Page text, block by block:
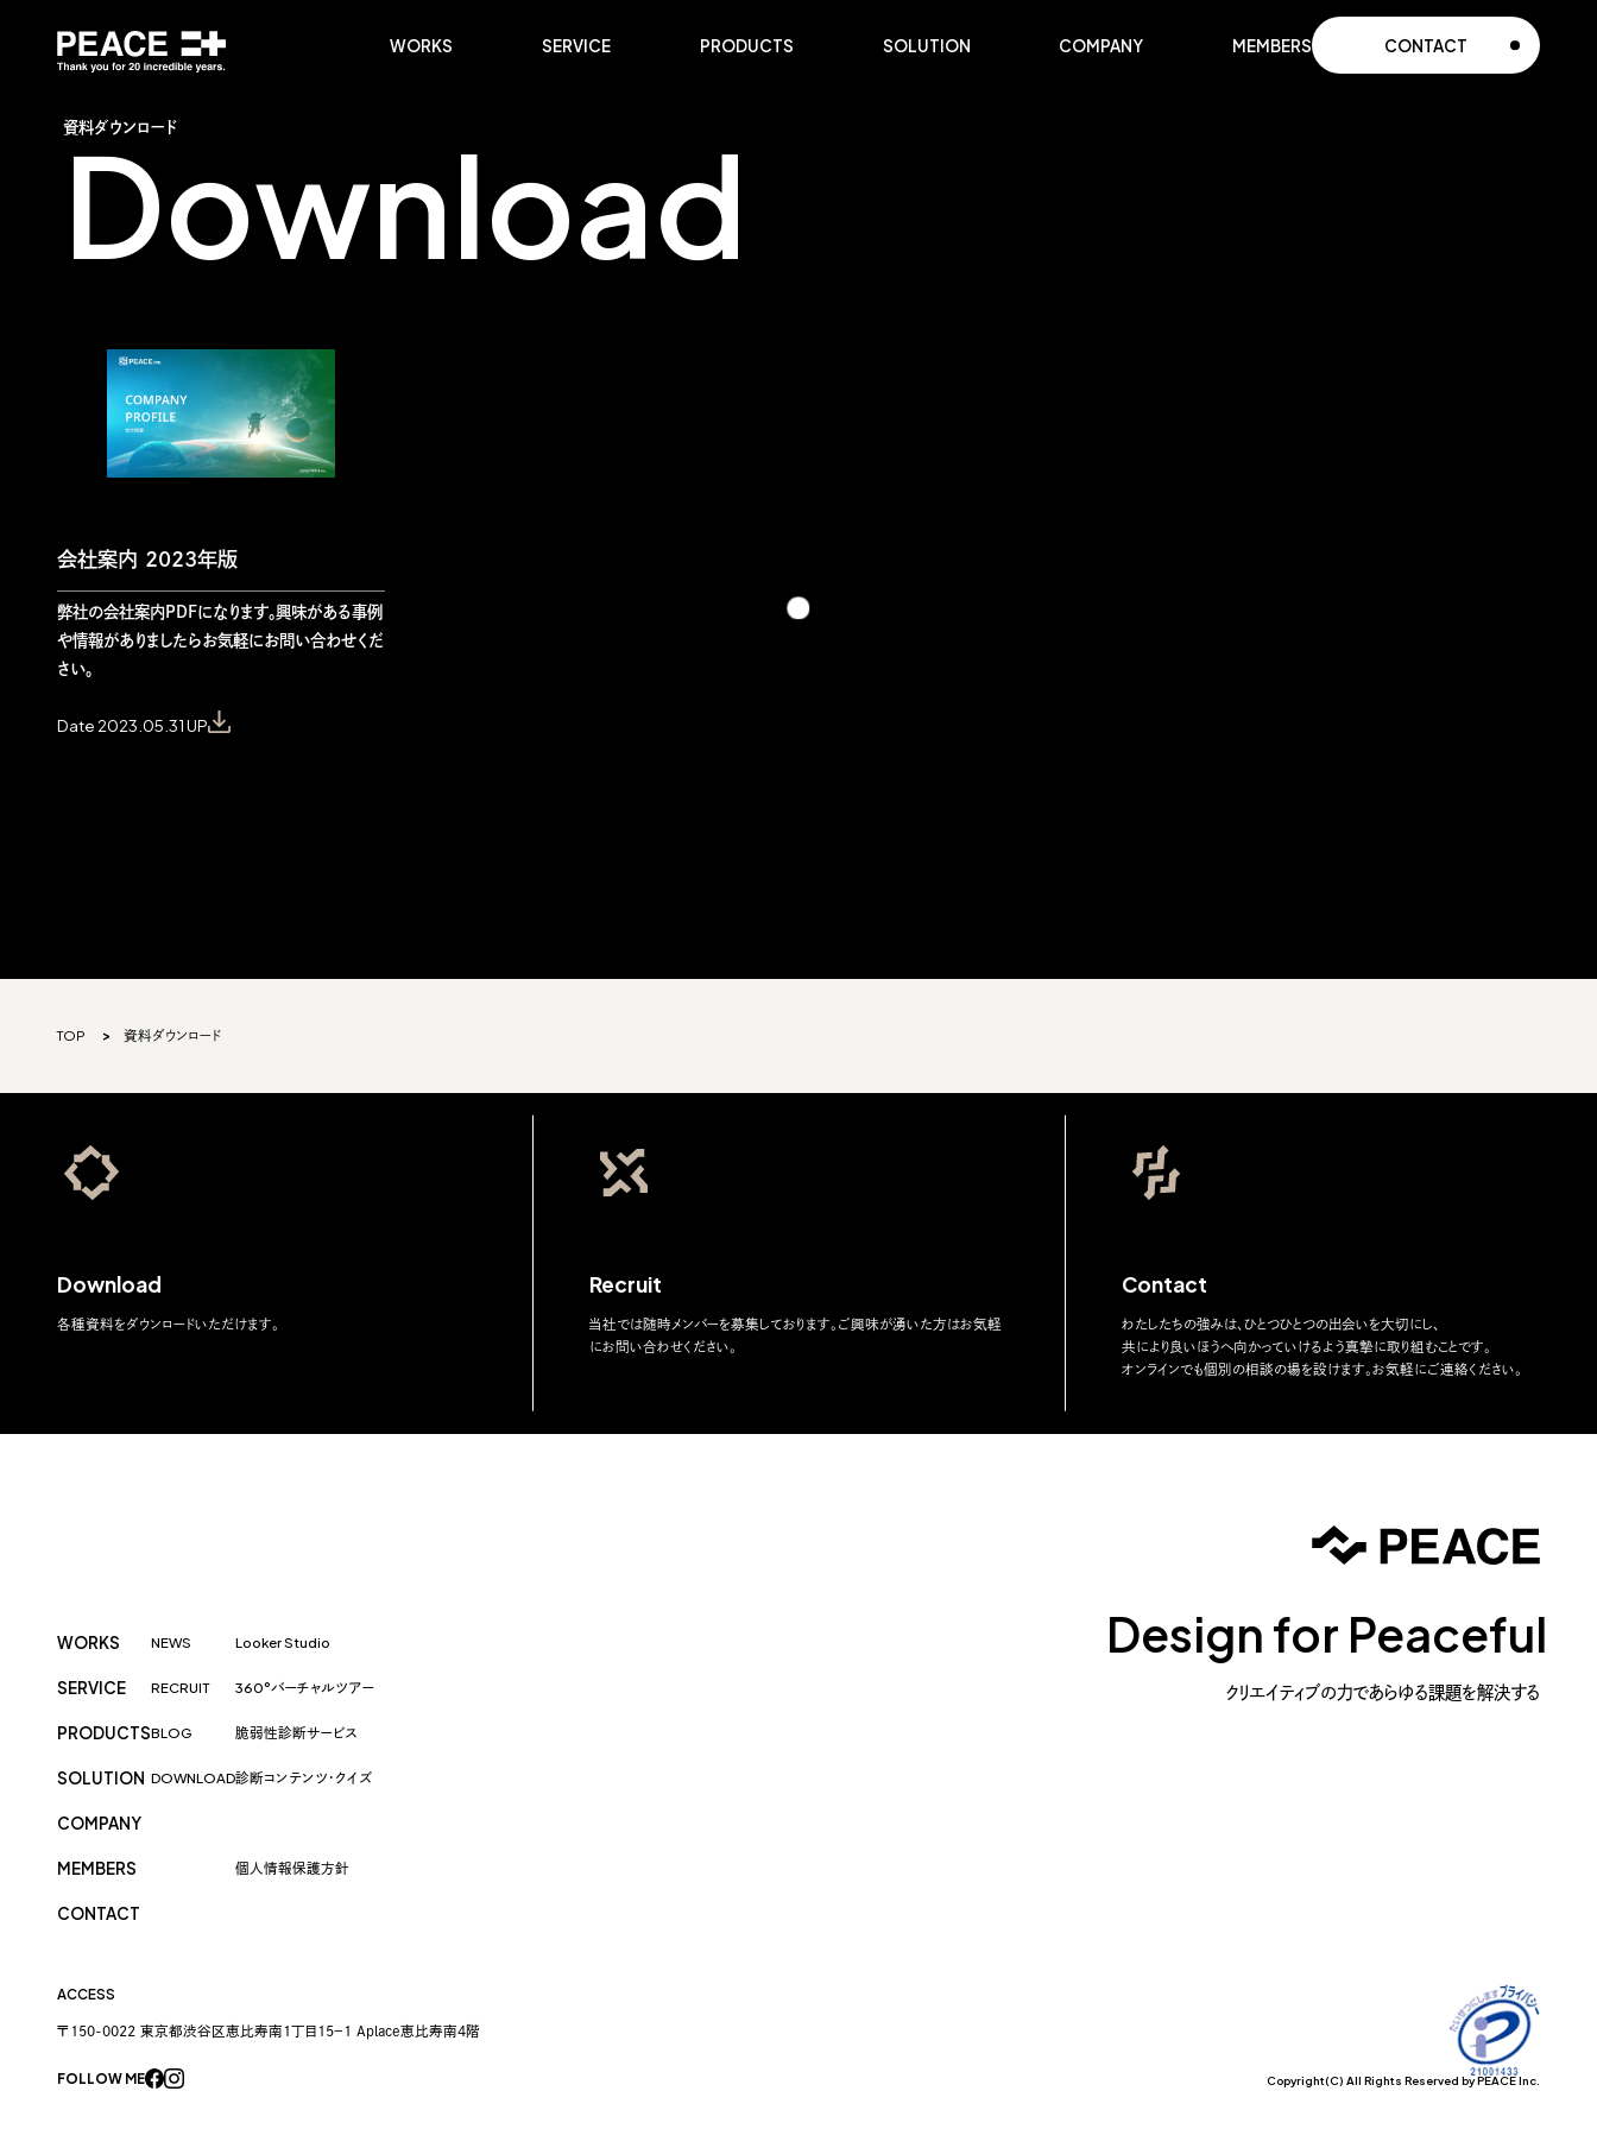
WORKS SERVICE PRODUCTS SOLUTION COMPANY MEMBERS CONTACT
資料ダウンロー ド
Download
会社案内 2023年版
弊社の会社案内PDFになります。興味がある事例
や情報がありましたらお気軽にお問い合わせくだ
さい。
Date 2023.05.31 UP
TOP 資料ダウンロード
Download
各種資料をダウンロードいただけます。
Recruit
当社では随時メンバーを募集しております。ご興味が湧いた方はお気軽
にお問い合わせください。
Contact
わたしたちの強みは、ひとつひとつの出会いを大切にし、
共により良いほうへ向かっていけるよう真摯に取り組むことです。
オンラインでも個別の相談の場を設けます。お気軽にご連絡ください。
Design for Peaceful
クリエイティブの力であらゆる課題を解決する
WORKS
SERVICE
PRODUCTS
SOLUTION
COMPANY
MEMBERS
CONTACT
NEWS
RECRUIT
BLOG
DOWNLOAD
Looker Studio
360°バーチャルツアー
脆弱性診断サービス
診断コンテンツ・クイズ
個人情報保護方針
ACCESS
〒150-0022 東京都渋谷区恵比寿南1丁目15−1 Aplace恵比寿南4階
FOLLOW ME Copyright(C) All Rights Reserved by PEACE Inc.